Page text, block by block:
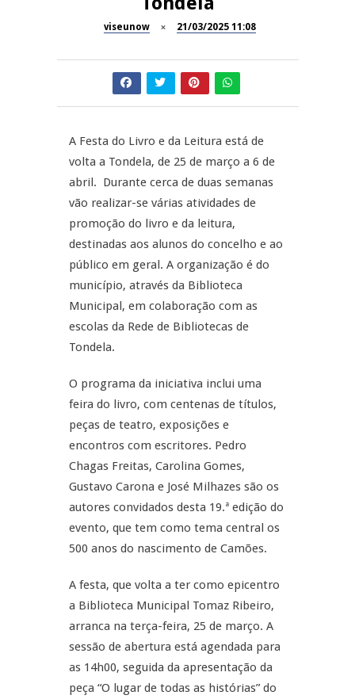
do Castelo
11º Encontro Gastronómico
Amador de Abrunhosa-a-Velha
Now Opinião – Manuela
Exames Nacionais
Tradidanças em São Pedro do
Sul
A Juiz Esclarece – Medidas a
executar no meio natural de
vida (II)
viseunow 21/03/2025 11:08
A Festa do Livro e da Leitura está de
volta a Tondela, de 25 de março a 6 de
abril. Durante cerca de duas semanas
vão realizar-se várias atividades de
promoção do livro e da leitura,
destinadas aos alunos do concelho e ao
público em geral. A organização é do
município, através da Biblioteca
Municipal, em colaboração com as
escolas da Rede de Bibliotecas de
Tondela.
O programa da iniciativa inclui uma
feira do livro, com centenas de títulos,
peças de teatro, exposições e
encontros com escritores. Pedro
Chagas Freitas, Carolina Gomes,
Gustavo Carona e José Milhazes são os
autores convidados desta 19.ª edição do
evento, que tem como tema central os
500 anos do nascimento de Camões.
A festa, que volta a ter como epicentro
a Biblioteca Municipal Tomaz Ribeiro,
arranca na terça-feira, 25 de março. A
sessão de abertura está agendada para
as 14h00, seguida da apresentação da
peça “O lugar de todas as histórias” do